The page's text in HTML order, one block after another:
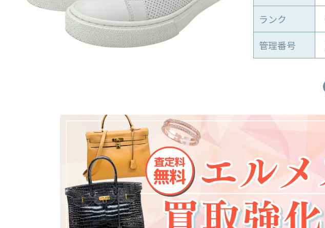
ランク
管理番号